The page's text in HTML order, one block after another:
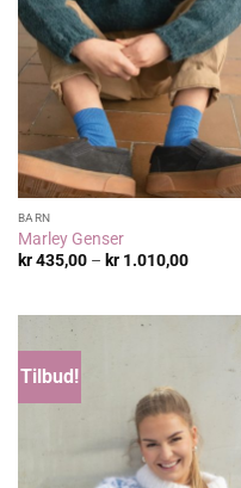
BARN
Marley Genser
kr435,00 – kr1.010,00
Tilbud!